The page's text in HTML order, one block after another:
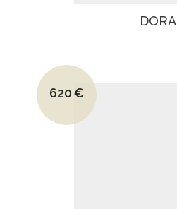
DORA
Le prix initial était : 960€.
620€
Le prix actuel est : 620€.